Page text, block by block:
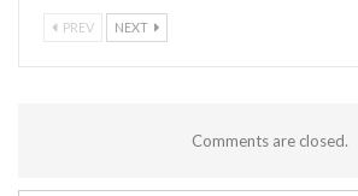
PREV NEXT
Comments are closed.